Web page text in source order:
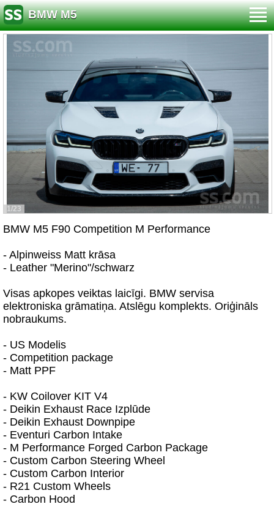
BMW M5
1/23
BMW M5 F90 Competition M Performance
- Alpinweiss Matt krāsa
- Leather "Merino"/schwarz
Visas apkopes veiktas laicīgi. BMW servisa
elektroniska grāmatiņa. Atslēgu komplekts. Oriģināls
nobraukums.
- US Modelis
- Competition package
- Matt PPF
- KW Coilover KIT V4
- Deikin Exhaust Race Izplūde
- Deikin Exhaust Downpipe
- Eventuri Carbon Intake
- M Performance Forged Carbon Package
- Custom Carbon Steering Wheel
- Custom Carbon Interior
- R21 Custom Wheels
- Carbon Hood